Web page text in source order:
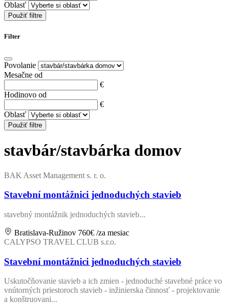
Oblasť
Použiť filtre
Filter
Povolanie
Mesačne od
€
Hodinovo od
€
Oblasť
Použiť filtre
stavbár/stavbárka domov
BAK Asset Management s. r. o.
Stavební montážnici jednoduchých stavieb
stavebný montážnik jednoduchých stavieb...
Bratislava-Ružinov 760€ /za mesiac
CALYPSO TRAVEL CLUB s.r.o.
Stavební montážnici jednoduchých stavieb
Uskutočňovanie stavieb a ich zmien - jednoduché stavebné práce vo
vnútorných priestoroch stavieb - inžinierska činnosť - projektovanie
a konštruovani...